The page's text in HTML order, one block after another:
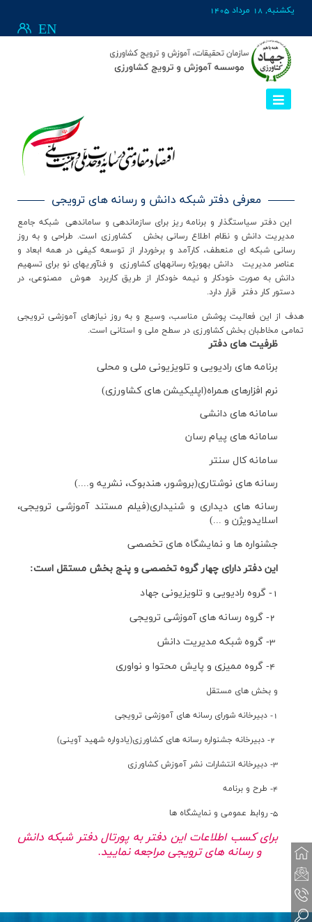
يکشنبه, 18 مرداد 1405
EN
معرفی دفتر شبکه دانش و رسانه های ترویجی
این دفتر سیاست­گذار و برنامه ­ریز برای سازمان­دهی و سامان­دهی شبکه جامع
مدیریت دانش و نظام اطلاع رسانی بخش کشاورزی است. طراحی و به روز
رسانی شبکه ای منعطف، کارآمد و برخوردار از توسعه کیفی در همه ابعاد و
عناصر مدیریت دانش به­ویژه رسانه­های کشاورزی و فنآوری­های نو برای تسهیم
دانش به صورت خودکار و نیمه خودکار از طریق کاربرد هوش مصنوعی، در
دستور کار دفتر قرار دارد.
هدف از این فعالیت پوشش مناسب، وسیع و به روز نیازهای آموزشی ترویجی
تمامی مخاطبان بخش کشاورزی در سطح ملی و استانی است.
ظرفیت­ های دفتر
برنامه ­های رادیویی و تلویزیونی ملی و محلی
نرم افزارهای همراه(اپلیکیشن­ های کشاورزی)
سامانه­ های دانشی
سامانه­ های پیام رسان
سامانه کال سنتر
رسانه­ های نوشتاری(بروشور، هندبوک، نشریه و....)
رسانه­ های دیداری و شنیداری(فیلم مستند آموزشی ترویجی،
اسلایدویژن و ...)
جشنواره ها و نمایشگاه های تخصصی
این دفتر دارای چهار گروه تخصصی و پنج بخش مستقل است:
1- گروه رادیویی و تلویزیونی جهاد
و بخش های مستقل
1- دبیرخانه شورای رسانه­ های آموزشی ترویجی
3- دبیرخانه انتشارات نشر آموزش کشاورزی
4- طرح و برنامه
5- روابط عمومی و نمایشگاه ها
برای کسب اطلاعات این دفتر به پورتال دفتر شبکه دانش
و رسانه های ترویجی مراجعه نمایید.